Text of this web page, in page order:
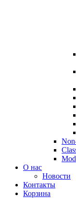
О нас
Новости
Контакты
Корзина